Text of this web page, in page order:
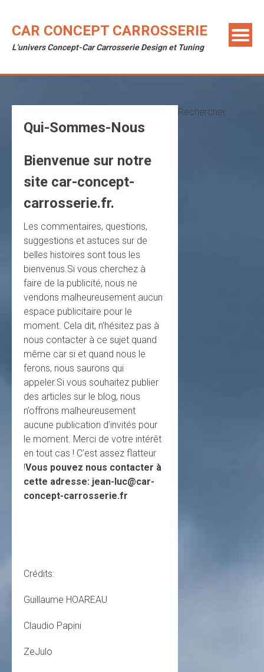
content
CAR CONCEPT CARROSSERIE
L'univers Concept-Car Carrosserie Design et Tuning
Qui-Sommes-Nous
Bienvenue sur notre
site car-concept-
carrosserie.fr.
Les commentaires, questions,
suggestions et astuces sur de
belles histoires sont tous les
bienvenus.Si vous cherchez à
faire de la publicité, nous ne
vendons malheureusement aucun
espace publicitaire pour le
moment. Cela dit, n’hésitez pas à
nous contacter à ce sujet quand
même car si et quand nous le
ferons, nous saurons qui
appeler.Si vous souhaitez publier
des articles sur le blog, nous
n’offrons malheureusement
aucune publication d’invités pour
le moment. Merci de votre intérêt
en tout cas ! C’est assez flatteur
!Vous pouvez nous contacter à
cette adresse: jean-luc@car-
concept-carrosserie.fr
Crédits:
Guillaume HOAREAU
Claudio Papini
ZeJulo
Rechercher